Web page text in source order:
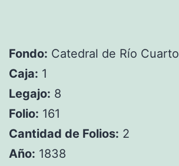
Fondo: Catedral de Río Cuarto
Caja: 1
Legajo: 8
Folio: 161
Cantidad de Folios: 2
Año: 1838